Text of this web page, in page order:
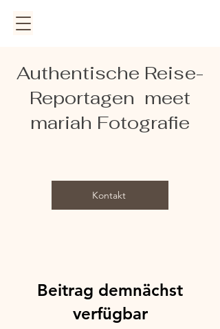
Authentische Reise-
Reportagen meet
mariah Fotografie
Kontakt
Beitrag demnächst
verfügbar